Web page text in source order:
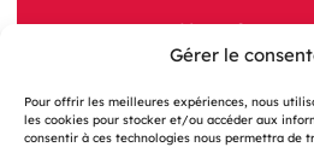
Gérer le
Pour offrir les meilleures expériences, nous
les cookies pour stocker et/ou accéder aux
consentir à ces technologies nous permettra de
Nous